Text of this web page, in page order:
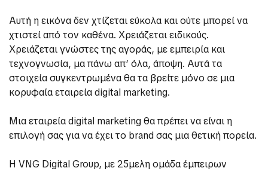
Αυτή η εικόνα δεν χτίζεται εύκολα και ούτε μπορεί να
χτιστεί από τον καθένα. Χρειάζεται ειδικούς.
Χρειάζεται γνώστες της αγοράς, με εμπειρία και
τεχνογνωσία, μα πάνω απ’ όλα, άποψη. Αυτά τα
στοιχεία συγκεντρωμένα θα τα βρείτε μόνο σε μια
κορυφαία εταιρεία digital marketing.
Μια εταιρεία digital marketing θα πρέπει να είναι η
επιλογή σας για να έχει το brand σας μια θετική πορεία.
Η VNG Digital Group, με 25μελη ομάδα έμπειρων